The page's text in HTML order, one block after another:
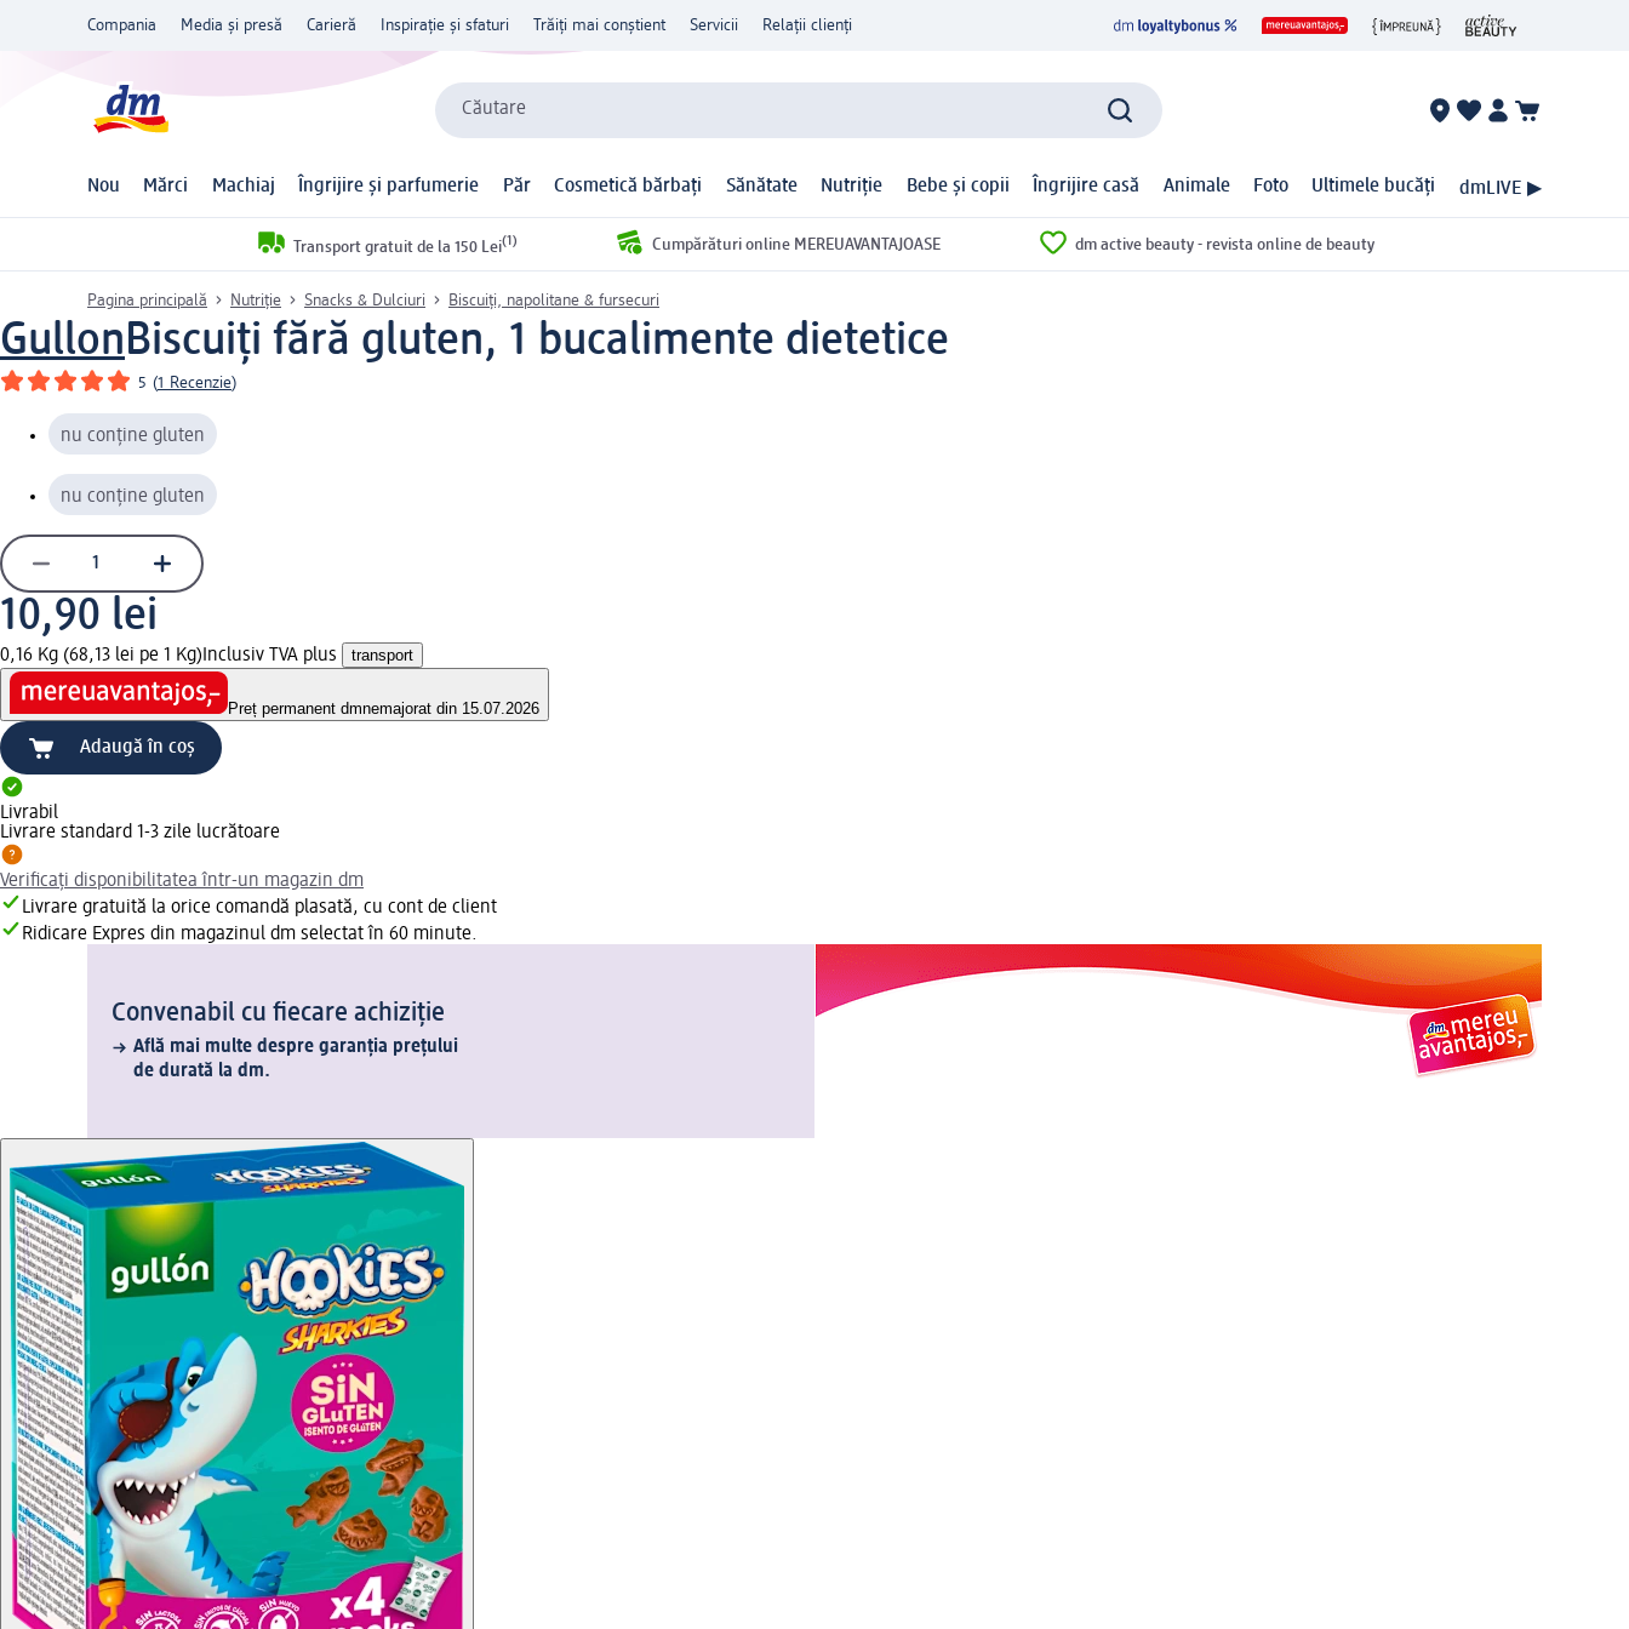
Compania Media și presă Carieră Inspirație și sfaturi Trăiți mai conștient Servicii Relații clienți
Căutare
Nou Mărci Machiaj Îngrijire și parfumerie Păr Cosmetică bărbați Sănătate Nutriție Bebe și copii Îngrijire casă Animale Foto Ultimele bucăți dmLIVE ▶
Transport gratuit de la 150 Lei(1) Cumpărături online MEREUAVANTAJOASE dm active beauty - revista online de beauty
Pagina principală Nutriție Snacks & Dulciuri Biscuiți, napolitane & fursecuri
GullonBiscuiți fără gluten, 1 bucalimente dietetice
5 (1 Recenzie)
nu conține gluten
nu conține gluten
10,90 lei
0,16 Kg (68,13 lei pe 1 Kg) Inclusiv TVA plus transport
Preț permanent dmnemajorat din 15.07.2026
Adaugă în coș
Livrabil
Livrare standard 1-3 zile lucrătoare
Verificați disponibilitatea într-un magazin dm
Livrare gratuită la orice comandă plasată, cu cont de client
Ridicare Expres din magazinul dm selectat în 60 minute.
Convenabil cu fiecare achiziție
Află mai multe despre garanția prețului
de durată la dm.